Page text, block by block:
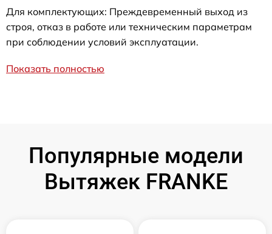
Для комплектующих: Преждевременный выход из
строя, отказ в работе или техническим параметрам
при соблюдении условий эксплуатации.
Показать полностью
Популярные модели
Вытяжек FRANKE